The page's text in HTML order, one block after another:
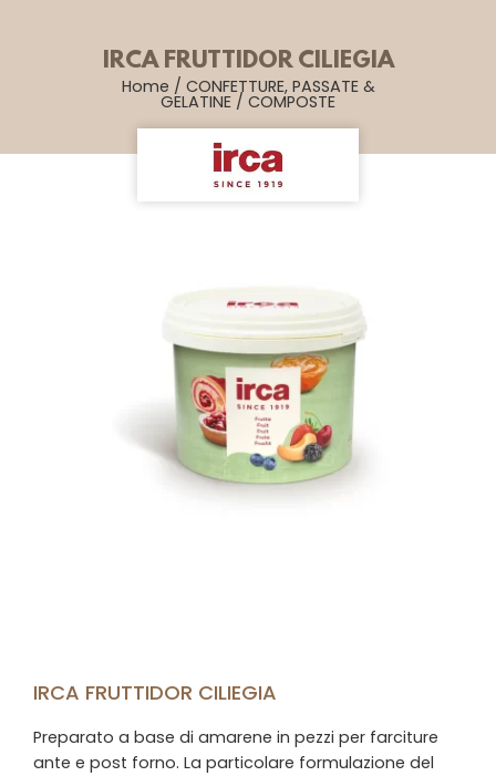
IRCA FRUTTIDOR CILIEGIA
Home / CONFETTURE, PASSATE &
GELATINE / COMPOSTE
IRCA FRUTTIDOR CILIEGIA
Preparato a base di amarene in pezzi per farciture
ante e post forno. La particolare formulazione del